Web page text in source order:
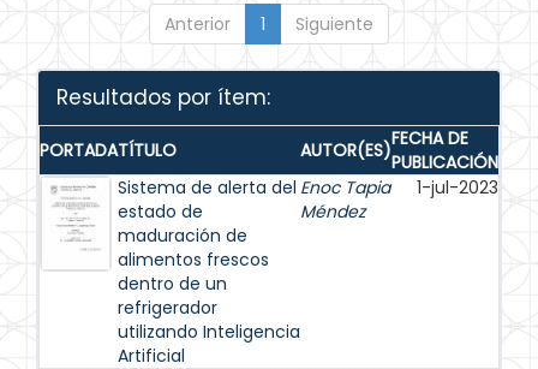
Anterior 1 Siguiente
Resultados por ítem:
PORTADATÍTULO AUTOR(ES)FECHA DE
PUBLICACIÓN
Sistema de alerta del
estado de
maduración de
alimentos frescos
dentro de un
refrigerador
utilizando Inteligencia
Artificial
Enoc Tapia
Méndez
1-jul-2023